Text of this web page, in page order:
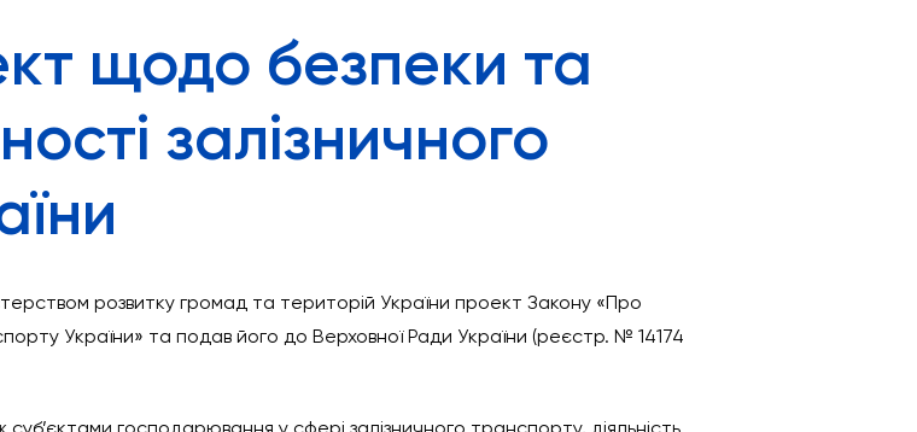
щодо безпеки та
залізничного
розвитку громад та територій України проект Закону «Про
України» та подав його до Верховної Ради України (реєстр. № 14174